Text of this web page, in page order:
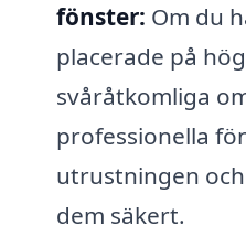
fönster: Om du
placerade på
svåråtkomliga
professionella
utrustningen
dem säkert.